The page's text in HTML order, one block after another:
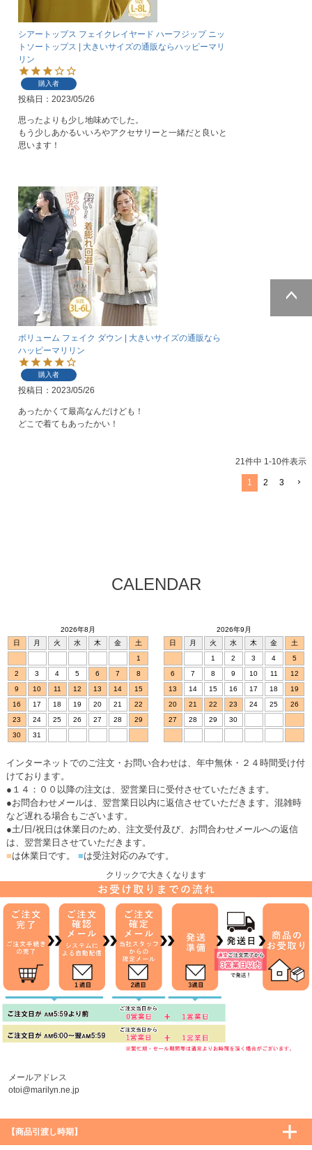
シアートップス フェイクレイヤード ハーフジップ ニッ
トソートップス | 大きいサイズの通販ならハッピーマリ
リン
購入者
投稿日 2023/05/26
思ったよりも少し地味めでした。
もう少しあかるいいろやアクセサリーと一緒だと良いと
思います！
ボリューム フェイク ダウン | 大きいサイズの通販なら
ハッピーマリリン
購入者
投稿日 2023/05/26
あったかくて最高なんだけども！
どこで着てもあったかい！
21件中 1-10件表示
1 2 3
CALENDAR
2026年8月
日
月 火 水 木 金
土
1
2
3 4 5 6 7
8
9
10 11 12 13 14
15
16
17 18 19 20 21
22
23
24 25 26 27 28
29
30
31
2026年9月
日
月 火 水 木 金
土
1
2 3 4
5
6
7 8 9 10 11
12
13
14 15 16 17 18
19
20
21 22 23 24 25
26
27
28 29 30
インターネットでのご注文・お問い合わせは、年中無休・２４時間受け付
けております。
●１４：００以降の注文は、翌営業日に受付させていただきます。
●お問合わせメールは、翌営業日以内に返信させていただきます。混雑時
など遅れる場合もございます。
●土/日/祝日は休業日のため、注文受付及び、お問合わせメールへの返信
は、翌営業日させていただきます。
■は休業日です。 ■は受注対応のみです。
クリックで大きくなります
メールアドレス
otoi@marilyn.ne.jp
【商品引渡し時期】